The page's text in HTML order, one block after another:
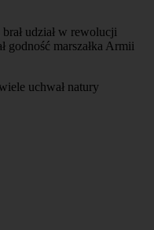
udział w rewolucji
marszałka Armii
uchwał natury